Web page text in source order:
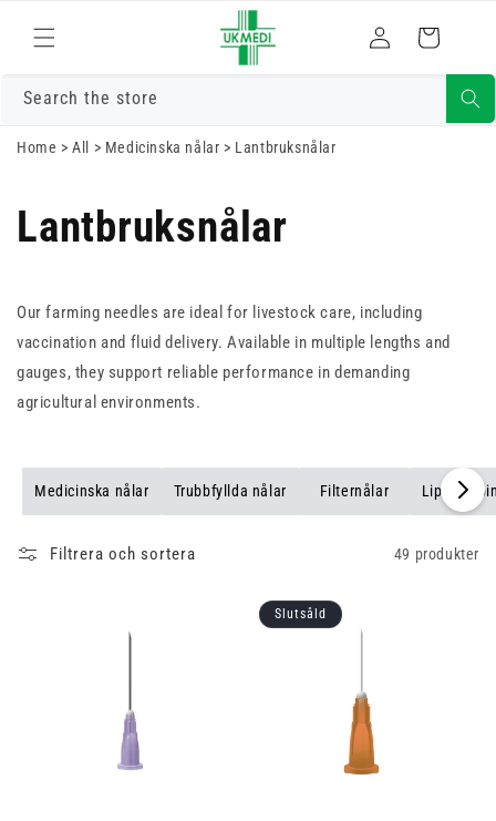
innehåll
in
Varukorg
Search the store
Home >All > Medicinska nålar > Lantbruksnålar
Lantbruksnålar
Our farming needles are ideal for livestock care, including
vaccination and fluid delivery. Available in multiple lengths and
gauges, they support reliable performance in demanding
agricultural environments.
Medicinska nålar Trubbfyllda nålar Filternålar
Filtrera och sortera 49 produkter
Slutsåld